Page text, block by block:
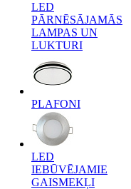
LED
PĀRNĒSĀJAMĀS
LAMPAS UN
LUKTURI
PLAFONI
LED
IEBŪVĒJAMIE
GAISMEKĻI